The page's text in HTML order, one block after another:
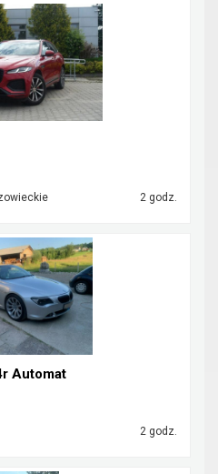
2 godz.
Automat
2 godz.